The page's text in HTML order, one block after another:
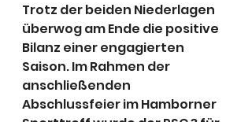
Trotz der beiden Niederlagen
überwog am Ende die positive
Bilanz einer engagierten
Saison. Im Rahmen der
anschließenden
Abschlussfeier im Hamborner